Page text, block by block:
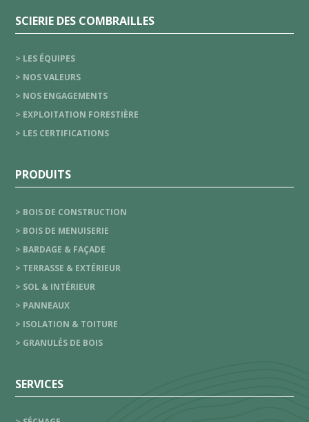
SCIERIE DES COMBRAILLES
> LES ÉQUIPES
> NOS VALEURS
> NOS ENGAGEMENTS
> EXPLOITATION FORESTIÈRE
> LES CERTIFICATIONS
PRODUITS
> BOIS DE CONSTRUCTION
> BOIS DE MENUISERIE
> BARDAGE & FAÇADE
> TERRASSE & EXTÉRIEUR
> SOL & INTÉRIEUR
> PANNEAUX
> ISOLATION & TOITURE
> GRANULÉS DE BOIS
SERVICES